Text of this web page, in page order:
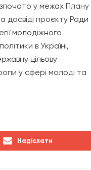
у межах Плану
досвіді проєкту Ради
молодіжного
в Україні,
цільову
у сфері молоді та
Надіслати